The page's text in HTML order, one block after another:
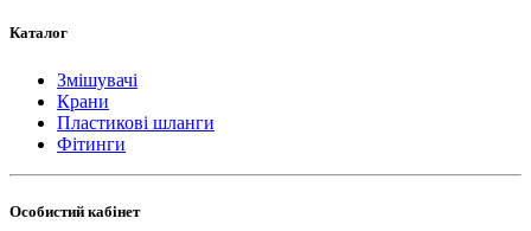
Каталог
Змішувачі
Крани
Пластикові шланги
Фітинги
Особистий кабінет